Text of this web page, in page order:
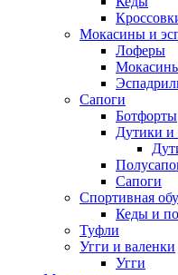
Мокасины и
Лоферы
Сапоги
Ботфорты
Дутики и
Сапоги
Спортивная
Кеды и
Туфли
Угги и валенки
Угги